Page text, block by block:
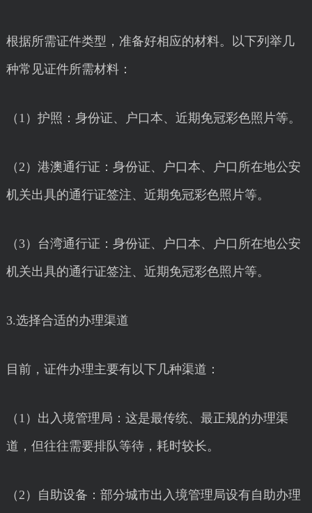
根据所需证件类型，准备好相应的材料。以下列举几
种常见证件所需材料：
（1）护照：身份证、户口本、近期免冠彩色照片等。
（2）港澳通行证：身份证、户口本、户口所在地公安
机关出具的通行证签注、近期免冠彩色照片等。
（3）台湾通行证：身份证、户口本、户口所在地公安
机关出具的通行证签注、近期免冠彩色照片等。
3.选择合适的办理渠道
目前，证件办理主要有以下几种渠道：
（1）出入境管理局：这是最传统、最正规的办理渠
道，但往往需要排队等待，耗时较长。
（2）自助设备：部分城市出入境管理局设有自助办理